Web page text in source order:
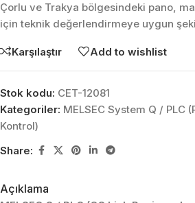
Çorlu ve Trakya bölgesindeki pano,
için teknik değerlendirmeye uygun
Karşılaştır Add to wishlist
Stok kodu: CET-12081
Kategoriler: MELSEC System Q / PLC
Kontrol)
Share:
Açıklama